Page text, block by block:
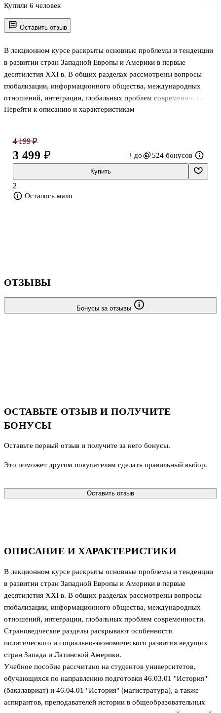
Оставить отзыв
В лекционном курсе раскрыты основные проблемы и тенденции
в развитии стран Западной Европы и Америки в первые
десятилетия XXI в. В общих разделах рассмотрены вопросы
глобализации, информационного общества, международных
отношений, интеграции, глобальных проблем современности.
Страноведческие разделы раскрывают особенности
Учебное пособие рассчитано на студентов университетов,
обучающихся по направлению подготовки 46.03.01 "История"
(бакалавриат) и 46.04.01 "История" (магистратура), а также
аспирантов, преподавателей истории в общеобразовательных
организациях, а также всех интересующихся мировой ист
Перейти к описанию и характеристикам
Купили 6 человек
4 199 ₽
3 499 ₽ + до 524 бонусов
Купить
2
Осталось мало
ОПИСАНИЕ И ХАРАКТЕРИСТИКИ
В лекционном курсе раскрыты основные проблемы и тенденции
в развитии стран Западной Европы и Америки в первые
десятилетия XXI в. В общих разделах рассмотрены вопросы
глобализации, информационного общества, международных
отношений, интеграции, глобальных проблем современности.
Страноведческие разделы раскрывают особенности
политического и социально-экономического развития ведущих
стран Запада и Латинской Америки.
Учебное пособие рассчитано на студентов университетов,
обучающихся по направлению подготовки 46.03.01 "История"
(бакалавриат) и 46.04.01 "История" (магистратура), а также
аспирантов, преподавателей истории в общеобразовательных
ОТЗЫВЫ
Бонусы за отзывы
ОСТАВЬТЕ ОТЗЫВ И ПОЛУЧИТЕ
БОНУСЫ
Оставьте первый отзыв и получите за него бонусы.
Это поможет другим покупателям сделать правильный выбор.
Оставить отзыв